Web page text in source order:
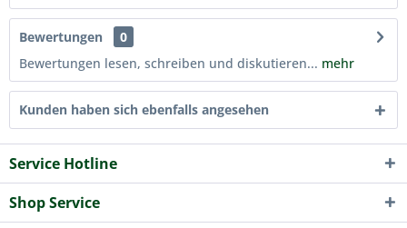
Bewertungen
0
Bewertungen lesen, schreiben und diskutieren... mehr
Kunden haben sich ebenfalls angesehen
Service Hotline
Shop Service